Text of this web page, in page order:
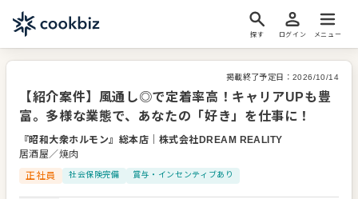
探す ログイン メニュー
掲載終了予定日： 2026/10/14
【紹介案件】風通し◎で定着率高！キャリアUPも豊
富。多様な業態で、あなたの「好き」を仕事に！
『昭和大衆ホルモン』総本店
株式会社DREAM REALITY
居酒屋／焼肉
正社員
社会保険完備 賞与・インセンティブあり